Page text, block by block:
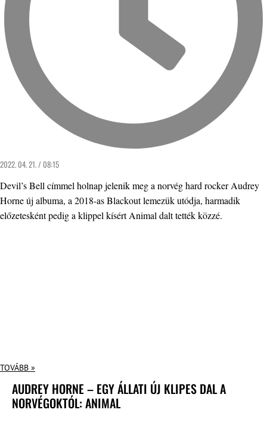
2022. 04. 21. / 08:15
Devil’s Bell címmel holnap jelenik meg a norvég hard rocker Audrey
Horne új albuma, a 2018-as Blackout lemezük utódja, harmadik
előzetesként pedig a klippel kísért Animal dalt tették közzé.
TOVÁBB »
AUDREY HORNE – EGY ÁLLATI ÚJ KLIPES DAL A
NORVÉGOKTÓL: ANIMAL